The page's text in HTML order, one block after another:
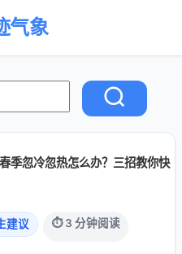
气象
春季忽冷忽热怎么办？三招教你快
建议 ⏱ 3 分钟阅读